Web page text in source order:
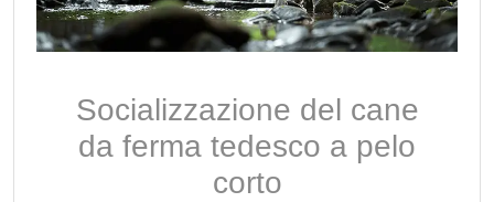
Socializzazione del cane
da ferma tedesco a pelo
corto